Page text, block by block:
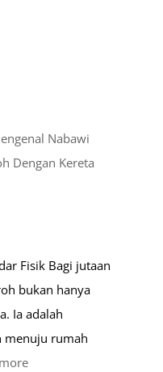
Nabawi
Dengan Kereta
Fisik Bagi jutaan
bukan hanya
Ia adalah
menuju rumah
: